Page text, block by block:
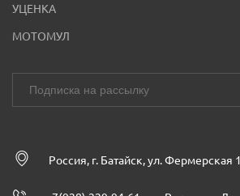
УЦЕНКА
МОТОМУЛ
Россия, г. Батайск, ул. Фермерская